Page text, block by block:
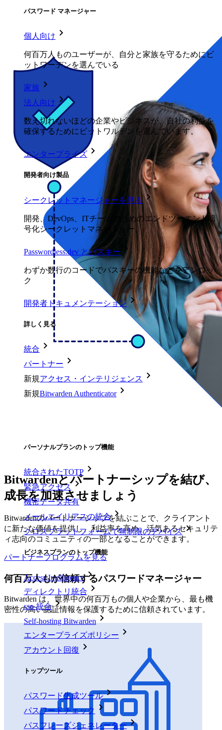
パスワード マネージャー
個人向け
何百万人ものユーザーが、自分と家族を守るためにビ
ットワーデンを選んでいる
家族
法人向け
数え切れないほどの企業やビジネスが、自社の利益を
確保するためにビットワルデンを選んでいます。
エンタープライズ
開発者向け製品
シークレットマネージャーを見る
開発、DevOps、ITチームのためのエンドツーエンド暗
号化シークレットマネージャー。
Passwordless.dev とパスキー
わずか数行のコードでパスキーの機能などをアンロッ
ク
開発者ドキュメンテーション
詳しく見る
統合
パートナー
新規アクセス・インテリジェンス
新規Bitwarden Authenticator
パーソナルプランのトップ機能
統合されたTOTP
緊急アクセス
機密データ共有
メールエイリアスの統合
クロスプラットフォームで無制限のデバイス
ビジネスプランのトップ機能
Access Intelligence
ディレクトリ統合
sso-統合
Self-hosting Bitwarden
エンタープライズポリシー
アカウント回復
トップツール
パスワード生成ツール
パスワードチェック
パスフレーズジェネレーター
Bitwardenとパートナーシップを結び、
成長を加速させましょう
Bitwardenのパートナーシップを結ぶことで、クライアント
に新たな価値を提供し、利益率を高め、活気あるセキュリテ
ィ志向のコミュニティの一部となることができます。
パートナープログラムを見る
何百万人もが信頼するパスワードマネージャー
Bitwarden は、世界中の何百万もの個人や企業から、最も機
密性の高い認証情報を保護するために信頼されています。